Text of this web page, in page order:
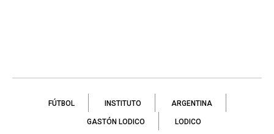
FÚTBOL INSTITUTO ARGENTINA
GASTÓN LODICO LODICO